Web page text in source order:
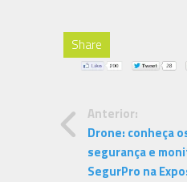
Share
Anterior:
Drone: conheça
segurança e
SegurPro na